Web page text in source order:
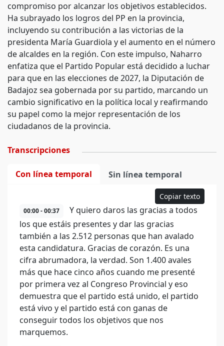
compromiso por alcanzar los objetivos establecidos.
Ha subrayado los logros del PP en la provincia,
incluyendo su contribución a las victorias de la
presidenta María Guardiola y el aumento en el número
de alcaldes en la región. Con este impulso, Naharro
enfatiza que el Partido Popular está decidido a luchar
para que en las elecciones de 2027, la Diputación de
Badajoz sea gobernada por su partido, marcando un
cambio significativo en la política local y reafirmando
su papel como la mejor representación de los
ciudadanos de la provincia.
Transcripciones
Con línea temporal Sin línea temporal
Copiar texto
00:00 - 00:37
Y quiero daros las gracias a todos
los que estáis presentes y dar las gracias
también a las 2.512 personas que han avalado
esta candidatura. Gracias de corazón. Es una
cifra abrumadora, la verdad. Son 1.400 avales
más que hace cinco años cuando me presenté
por primera vez al Congreso Provincial y eso
demuestra que el partido está unido, el partido
está vivo y el partido está con ganas de
conseguir todos los objetivos que nos
marquemos.